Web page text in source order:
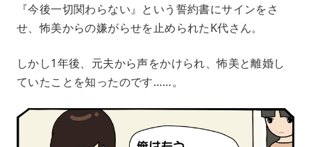
『今後一切関わらない』という誓約書にサインをさ
せ、怖美からの嫌がらせを止められたK代さん。
しかし1年後、元夫から声をかけられ、怖美と離婚し
ていたことを知ったのです……。